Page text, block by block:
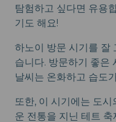
탐험하고 싶다면 유용
기도 해요!
하노이 방문 시기를 잘
습니다. 방문하기 좋은
날씨는 온화하고 습도
또한, 이 시기에는 도
운 전통을 지닌 테트